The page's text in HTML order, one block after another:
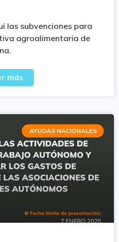
las subvenciones para
agroalimentaria de
más
AYUDAS NACIONALES